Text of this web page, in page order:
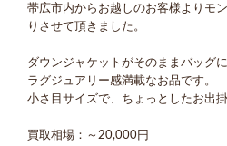
帯広市内からお越しのお客様よりモ
りさせて頂きました。
ダウンジャケットがそのままバッグ
ラグジュアリー感満載なお品です。
小さ目サイズで、ちょっとしたお出
買取相場：～20,000円